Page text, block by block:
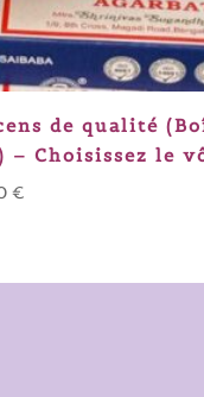
de qualité
– Choisissez le
€Plage